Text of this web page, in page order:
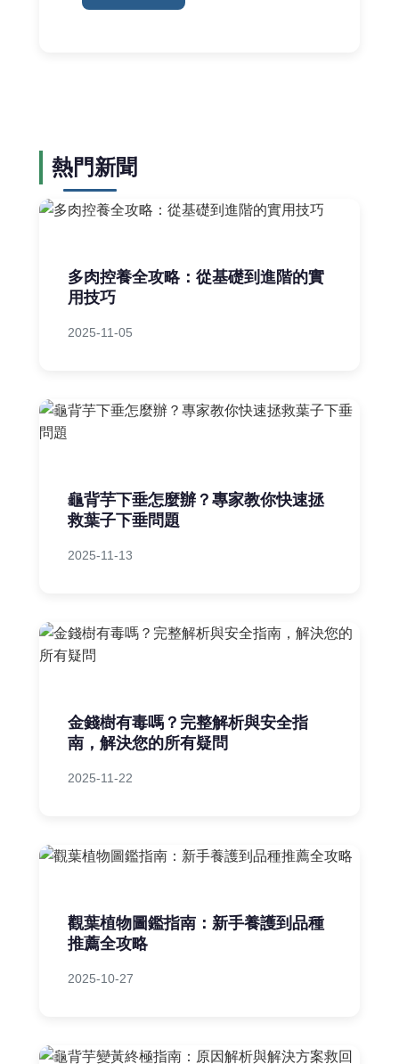
熱門新聞
多肉控養全攻略：從基礎到進階的實
用技巧
2025-11-05
龜背芋下垂怎麼辦？專家教你快速拯
救葉子下垂問題
2025-11-13
金錢樹有毒嗎？完整解析與安全指
南，解決您的所有疑問
2025-11-22
觀葉植物圖鑑指南：新手養護到品種
推薦全攻略
2025-10-27